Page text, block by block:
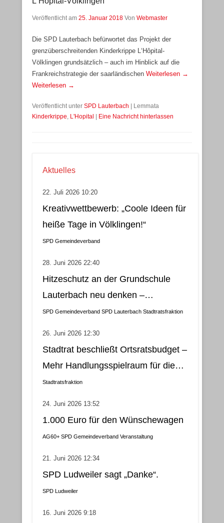
Veröffentlicht am 25. Januar 2018 Von Webmaster
Die SPD Lauterbach befürwortet das Projekt der
grenzüberschreitenden Kinderkrippe L‘Hôpital-
Völklingen grundsätzlich – auch im Hinblick auf die
Frankreichstrategie der saarländischen Weiterlesen →
Weiterlesen →
Veröffentlicht unter SPD Lauterbach | Lemmata
Kinderkrippe, L'Hopital | Eine Nachricht hinterlassen
Aktuelles
22. Juli 2026 10:20
Kreativwettbewerb: „Coole Ideen für
heiße Tage in Völklingen!“
SPD Gemeindeverband
28. Juni 2026 22:40
Hitzeschutz an der Grundschule
Lauterbach neu denken –
Klimatisierung als wirtschaftliche
SPD Gemeindeverband SPD Lauterbach Stadtratsfraktion
26. Juni 2026 12:30
Stadtrat beschließt Ortsratsbudget –
Mehr Handlungsspielraum für die
Gemeindebezirke
Stadtratsfraktion
24. Juni 2026 13:52
1.000 Euro für den Wünschewagen
AG60+ SPD Gemeindeverband Veranstaltung
21. Juni 2026 12:34
SPD Ludweiler sagt „Danke“.
SPD Ludweiler
16. Juni 2026 9:18